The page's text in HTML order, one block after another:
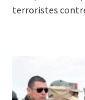
terroristes